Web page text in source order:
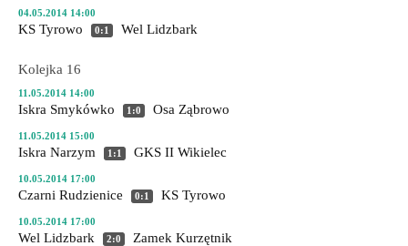
04.05.2014 14:00
KS Tyrowo 0:1 Wel Lidzbark
Kolejka 16
11.05.2014 14:00
Iskra Smykówko 1:0 Osa Ząbrowo
11.05.2014 15:00
Iskra Narzym 1:1 GKS II Wikielec
10.05.2014 17:00
Czarni Rudzienice 0:1 KS Tyrowo
10.05.2014 17:00
Wel Lidzbark 2:0 Zamek Kurzętnik